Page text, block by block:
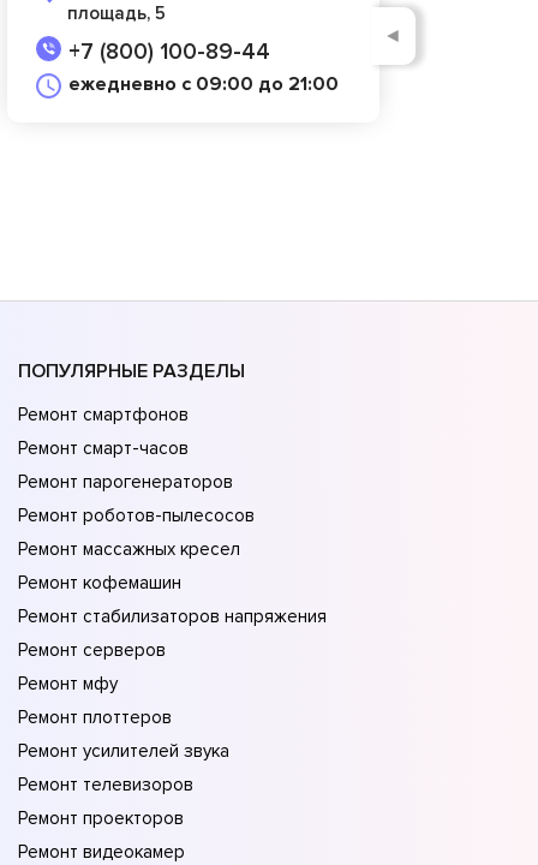
площадь, 5
+7 (800) 100-89-44
ежедневно с 09:00 до 21:00
◄
ПОПУЛЯРНЫЕ РАЗДЕЛЫ
Ремонт смартфонов
Ремонт смарт-часов
Ремонт парогенераторов
Ремонт роботов-пылесосов
Ремонт массажных кресел
Ремонт кофемашин
Ремонт стабилизаторов напряжения
Ремонт серверов
Ремонт мфу
Ремонт плоттеров
Ремонт усилителей звука
Ремонт телевизоров
Ремонт проекторов
Ремонт видеокамер